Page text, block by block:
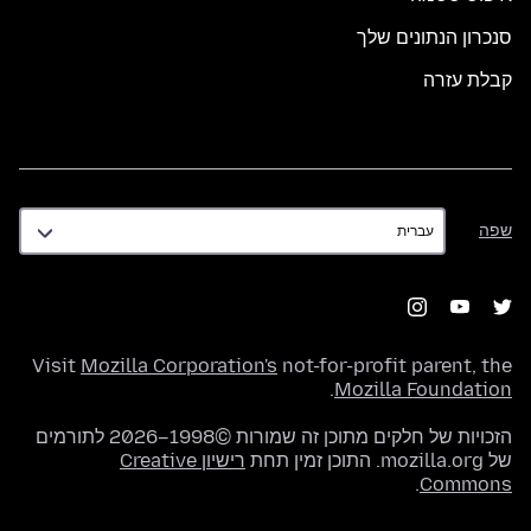
סנכרון הנתונים שלך
קבלת עזרה
שפה
שפה
Visit Mozilla Corporation's not-for-profit parent, the
Mozilla Foundation
.
הזכויות של חלקים מתוכן זה שמורות ©1998–2026 לתורמים
של mozilla.org. התוכן זמין תחת
רישיון Creative
Commons
.